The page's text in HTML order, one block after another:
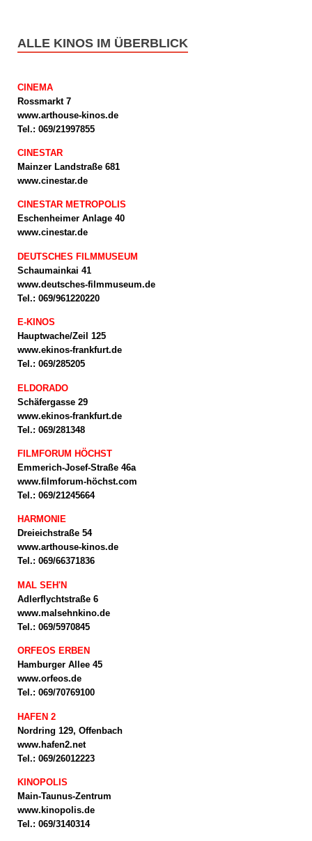
ALLE KINOS IM ÜBERBLICK
CINEMA
Rossmarkt 7
www.arthouse-kinos.de
Tel.: 069/21997855
CINESTAR
Mainzer Landstraße 681
www.cinestar.de
CINESTAR METROPOLIS
Eschenheimer Anlage 40
www.cinestar.de
DEUTSCHES FILMMUSEUM
Schaumainkai 41
www.deutsches-filmmuseum.de
Tel.: 069/961220220
E-KINOS
Hauptwache/Zeil 125
www.ekinos-frankfurt.de
Tel.: 069/285205
ELDORADO
Schäfergasse 29
www.ekinos-frankfurt.de
Tel.: 069/281348
FILMFORUM HÖCHST
Emmerich-Josef-Straße 46a
www.filmforum-höchst.com
Tel.: 069/21245664
HARMONIE
Dreieichstraße 54
www.arthouse-kinos.de
Tel.: 069/66371836
MAL SEH'N
Adlerflychtstraße 6
www.malsehnkino.de
Tel.: 069/5970845
ORFEOS ERBEN
Hamburger Allee 45
www.orfeos.de
Tel.: 069/70769100
HAFEN 2
Nordring 129, Offenbach
www.hafen2.net
Tel.: 069/26012223
KINOPOLIS
Main-Taunus-Zentrum
www.kinopolis.de
Tel.: 069/3140314